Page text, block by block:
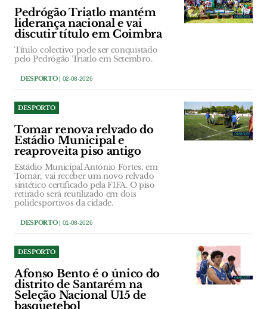
Pedrógão Triatlo mantém
liderança nacional e vai
discutir título em Coimbra
Título colectivo pode ser conquistado
pelo Pedrógão Triatlo em Setembro.
DESPORTO| 02-08-2026
DESPORTO
Tomar renova relvado do
Estádio Municipal e
reaproveita piso antigo
Estádio Municipal António Fortes, em
Tomar, vai receber um novo relvado
sintético certificado pela FIFA. O piso
retirado será reutilizado em dois
polidesportivos da cidade.
DESPORTO| 01-08-2026
DESPORTO
Afonso Bento é o único do
distrito de Santarém na
Seleção Nacional U15 de
basquetebol